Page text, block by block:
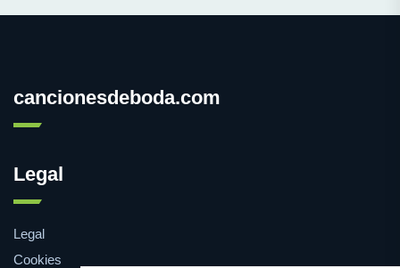
cancionesdeboda.com
Legal
Legal
Cookies